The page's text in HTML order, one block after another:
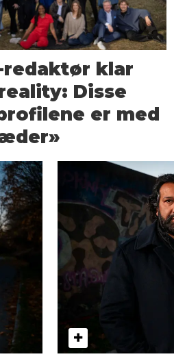
redaktør klar
Disse
er med